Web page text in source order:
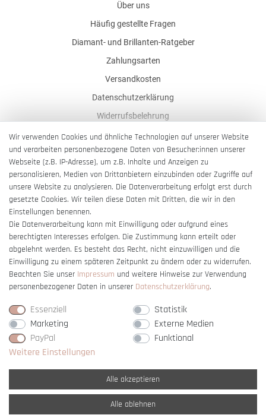
Über uns
Häufig gestellte Fragen
Diamant- und Brillanten-Ratgeber
Zahlungsarten
Versandkosten
Datenschutzerklärung
Widerrufsbelehrung
AGB
Impressum
Barrierefreiheitserklärung
Vertrag widerrufen
Wir verwenden Cookies und ähnliche Technologien auf unserer Website
und verarbeiten personenbezogene Daten von Besucher:innen unserer
Webseite (z.B. IP-Adresse), um z.B. Inhalte und Anzeigen zu
personalisieren, Medien von Drittanbietern einzubinden oder Zugriffe auf
unsere Website zu analysieren. Die Datenverarbeitung erfolgt erst durch
gesetzte Cookies. Wir teilen diese Daten mit Dritten, die wir in den
Einstellungen benennen.
Die Datenverarbeitung kann mit Einwilligung oder aufgrund eines
berechtigten Interesses erfolgen. Die Zustimmung kann erteilt oder
abgelehnt werden. Es besteht das Recht, nicht einzuwilligen und die
Einwilligung zu einem späteren Zeitpunkt zu ändern oder zu widerrufen.
Beachten Sie unser Impressum und weitere Hinweise zur Verwendung
personenbezogener Daten in unserer Daten­schutz­erklärung.
Essenziell
Statistik
Marketing
Externe Medien
PayPal
Funktional
Weitere Einstellungen
Alle akzeptieren
Alle ablehnen